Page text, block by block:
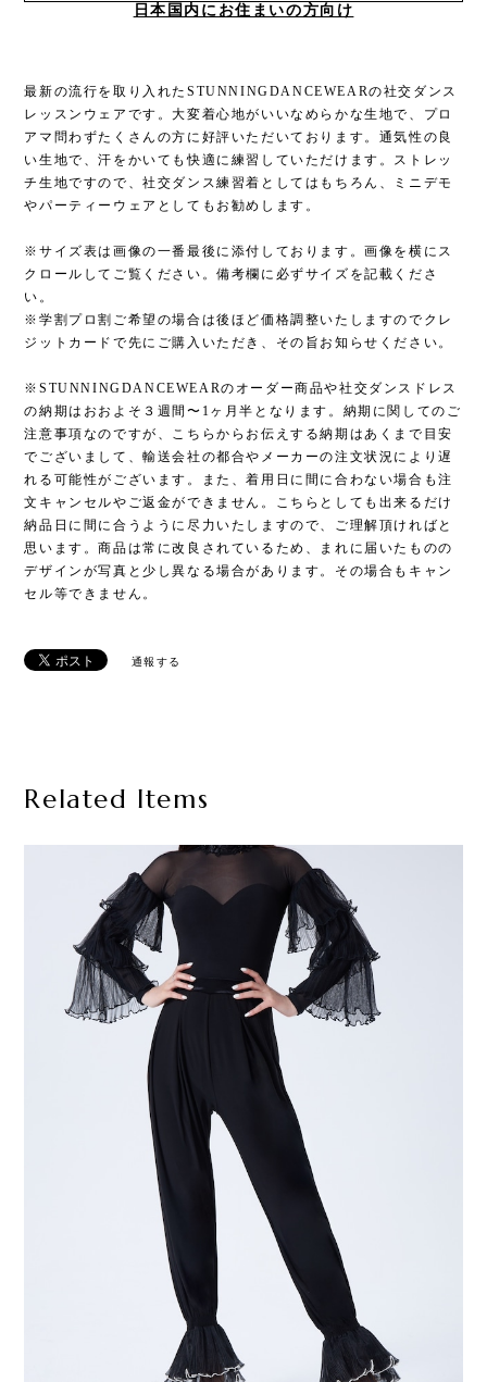
日本国内にお住まいの方向け
最新の流行を取り入れたSTUNNINGDANCEWEARの社交ダンス
レッスンウェアです。大変着心地がいいなめらかな生地で、プロ
アマ問わずたくさんの方に好評いただいております。通気性の良
い生地で、汗をかいても快適に練習していただけます。ストレッ
チ生地ですので、社交ダンス練習着としてはもちろん、ミニデモ
やパーティーウェアとしてもお勧めします。
※サイズ表は画像の一番最後に添付しております。画像を横にス
クロールしてご覧ください。備考欄に必ずサイズを記載くださ
い。
※学割プロ割ご希望の場合は後ほど価格調整いたしますのでクレ
ジットカードで先にご購入いただき、その旨お知らせください。
※STUNNINGDANCEWEARのオーダー商品や社交ダンスドレス
の納期はおおよそ３週間〜1ヶ月半となります。納期に関してのご
注意事項なのですが、こちらからお伝えする納期はあくまで目安
でございまして、輸送会社の都合やメーカーの注文状況により遅
れる可能性がございます。また、着用日に間に合わない場合も注
文キャンセルやご返金ができません。こちらとしても出来るだけ
納品日に間に合うように尽力いたしますので、ご理解頂ければと
思います。商品は常に改良されているため、まれに届いたものの
デザインが写真と少し異なる場合があります。その場合もキャン
セル等できません。
通報する
Related Items